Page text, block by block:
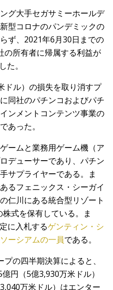
グ大手セガサミーホールデ
型コロナのパンデミックの
ず、2021年6月30日までの
の所有者に帰属する利益が
た。
ドル）の損失を取り消すプ
同社のパチンコおよびパチ
ンメントコンテンツ事業の
あった。
ームと業務用ゲーム機（ア
デューサーであり、パチン
サプライヤーである。ま
るフェニックス・シーガイ
仁川にある統合型リゾート
式を保有している。ま
に入札するゲンティン・シ
ーシアムの一員である。
の四半期決算によると、
円（5億3,930万米ドル）
万米ドル）はエンター